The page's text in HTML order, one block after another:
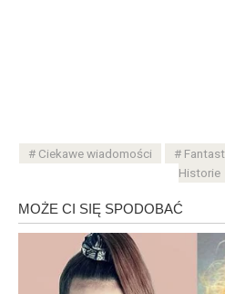
Ciekawe wiadomości
Historie